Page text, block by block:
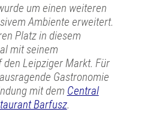
um einen weiteren
Ambiente erweitert.
Platz in diesem
mit seinem
Leipziger Markt. Für
Gastronomie
mit dem Central
Barfusz.